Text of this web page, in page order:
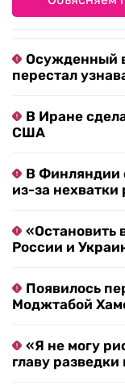
Осужденный
перестал
В Иране
США
В Финляндии
из-за
«Остановить
России и
Появилось
Моджтабой
«Я не могу
главу